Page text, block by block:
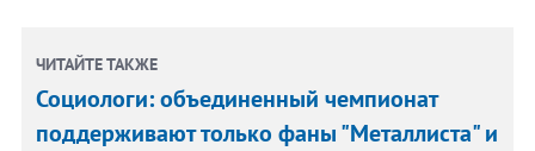
ЧИТАЙТЕ ТАКЖЕ
Социологи: объединенный чемпионат
поддерживают только фаны "Металлиста" и